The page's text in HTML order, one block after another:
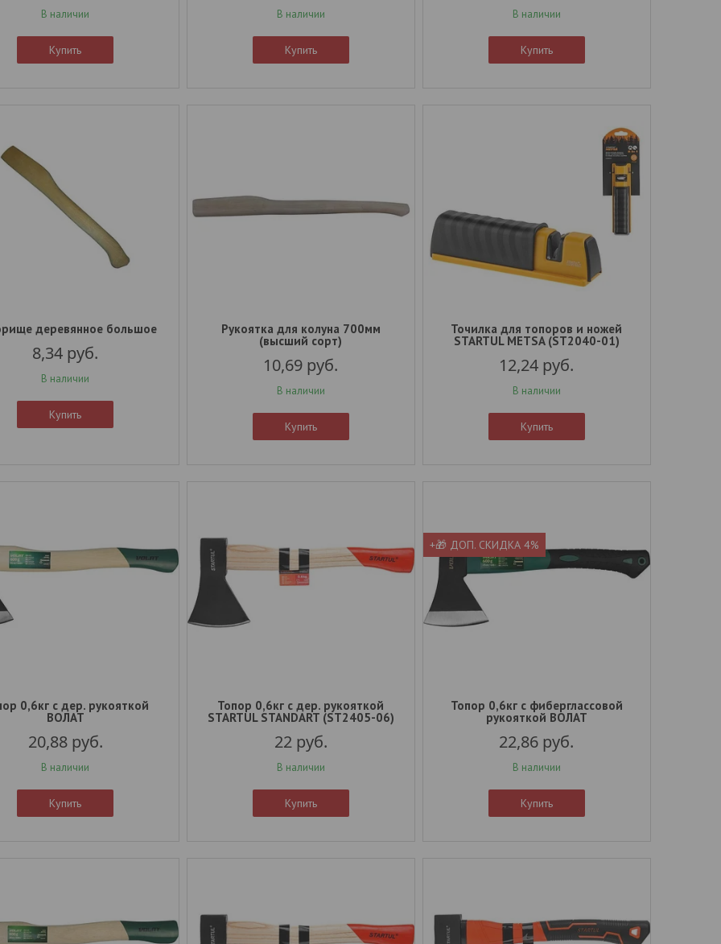
В наличии
Купить
В наличии
Купить
В наличии
Купить
деревянное большое
8,34 руб.
В наличии
Купить
Рукоятка для колуна 700мм
(высший сорт)
10,69 руб.
В наличии
Купить
Точилка для топоров и ножей
STARTUL METSA (ST2040-01)
12,24 руб.
В наличии
Купить
0,6кг с дер. рукояткой
ВОЛАТ
20,88 руб.
В наличии
Купить
Топор 0,6кг с дер. рукояткой
STARTUL STANDART (ST2405-06)
22 руб.
В наличии
Купить
+🎁 ДОП. СКИДКА 4%
Топор 0,6кг с фиберглассовой
рукояткой ВОЛАТ
22,86 руб.
В наличии
Купить